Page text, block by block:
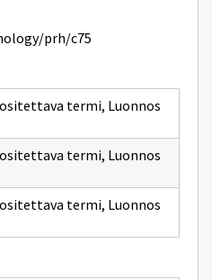
prh/c75
termi, Luonnos
termi, Luonnos
termi, Luonnos